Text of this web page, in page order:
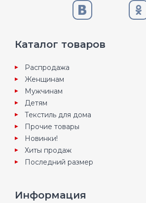
Каталог товаров
Распродажа
Женщинам
Мужчинам
Детям
Текстиль для дома
Прочие товары
Новинки!
Хиты продаж
Последний размер
Информация